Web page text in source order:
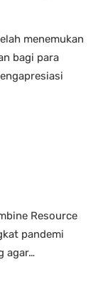
menemukan
bagi para
Resource
pandemi
agar…